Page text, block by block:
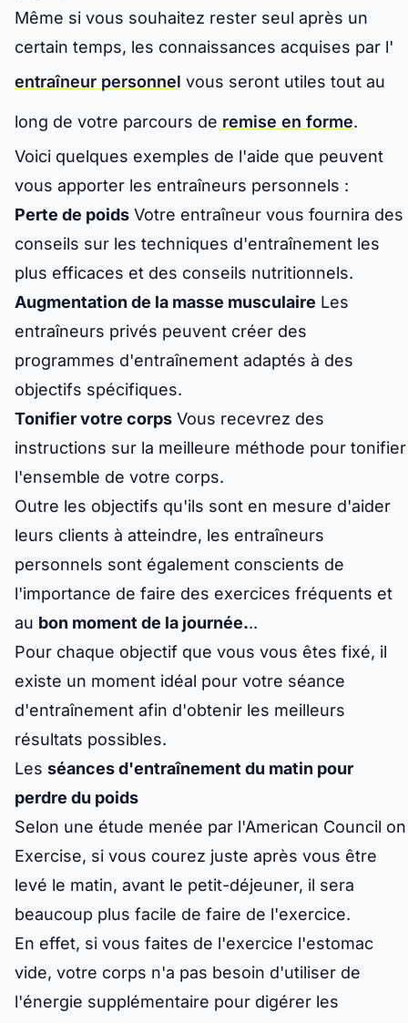
Même si vous souhaitez rester seul après un
certain temps, les connaissances acquises par l'
entraîneur personnel vous seront utiles tout au
long de votre parcours de remise en forme.
Voici quelques exemples de l'aide que peuvent
vous apporter les entraîneurs personnels :
Perte de poids Votre entraîneur vous fournira des
conseils sur les techniques d'entraînement les
plus efficaces et des conseils nutritionnels.
Augmentation de la masse musculaire Les
entraîneurs privés peuvent créer des
programmes d'entraînement adaptés à des
objectifs spécifiques.
Tonifier votre corps Vous recevrez des
instructions sur la meilleure méthode pour tonifier
l'ensemble de votre corps.
Outre les objectifs qu'ils sont en mesure d'aider
leurs clients à atteindre, les entraîneurs
personnels sont également conscients de
l'importance de faire des exercices fréquents et
au bon moment de la journée...
Pour chaque objectif que vous vous êtes fixé, il
existe un moment idéal pour votre séance
d'entraînement afin d'obtenir les meilleurs
résultats possibles.
Les séances d'entraînement du matin pour
perdre du poids
Selon une étude menée par l'American Council on
Exercise, si vous courez juste après vous être
levé le matin, avant le petit-déjeuner, il sera
beaucoup plus facile de faire de l'exercice.
En effet, si vous faites de l'exercice l'estomac
vide, votre corps n'a pas besoin d'utiliser de
l'énergie supplémentaire pour digérer les